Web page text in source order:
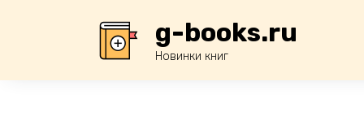
g-books.ru
Новинки книг